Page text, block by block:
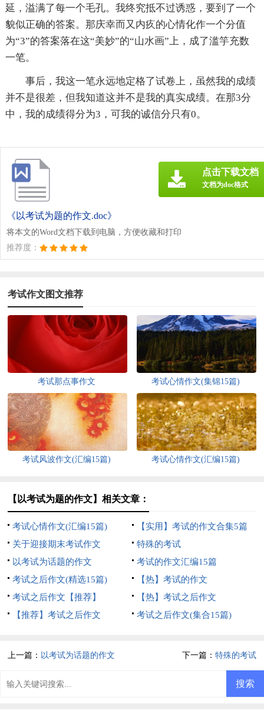
延，溢满了每一个毛孔。我终究抵不过诱惑，要到了一个
貌似正确的答案。那庆幸而又内疚的心情化作一个分值
为“3”的答案落在这“美妙”的“山水画”上，成了滥竽充数
一笔。
事后，我这一笔永远地定格了试卷上，虽然我的成绩
并不是很差，但我知道这并不是我的真实成绩。在那3分
中，我的成绩得分为3，可我的诚信分只有0。
《以考试为题的作文.doc》
将本文的Word文档下载到电脑，方便收藏和打印
推荐度：
点击下载文档
文档为doc格式
考试作文图文推荐
考试那点事作文 考试心情作文(集锦15篇)
考试风波作文(汇编15篇) 考试心情作文(汇编15篇)
【以考试为题的作文】相关文章：
考试心情作文(汇编15篇)
【实用】考试的作文合集5篇
关于迎接期末考试作文
特殊的考试
以考试为话题的作文
考试的作文汇编15篇
考试之后作文(精选15篇)
【热】考试的作文
考试之后作文【推荐】
【热】考试之后作文
【推荐】考试之后作文
考试之后作文(集合15篇)
上一篇： 以考试为话题的作文 下一篇： 特殊的考试